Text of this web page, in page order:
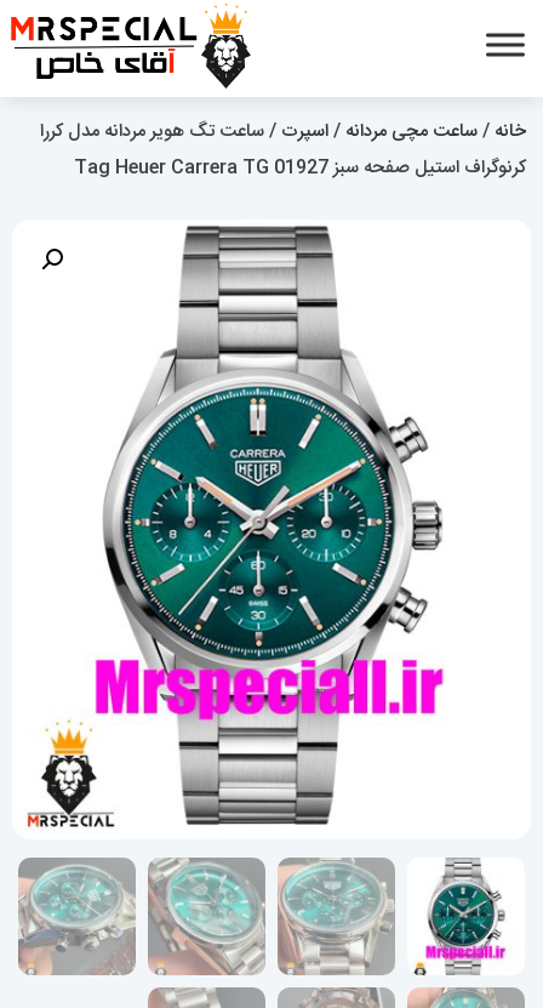
خانه /ساعت مچی مردانه /اسپرت / ساعت تگ هویر مردانه مدل کررا
کرنوگراف استیل صفحه سبز Tag Heuer Carrera TG 01927